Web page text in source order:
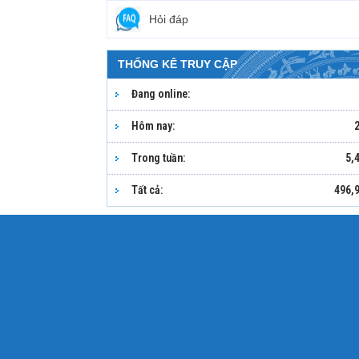
Hỏi đáp
THỐNG KÊ TRUY CẬP
Đang online:
Hôm nay:
Trong tuần:
Tất cả: